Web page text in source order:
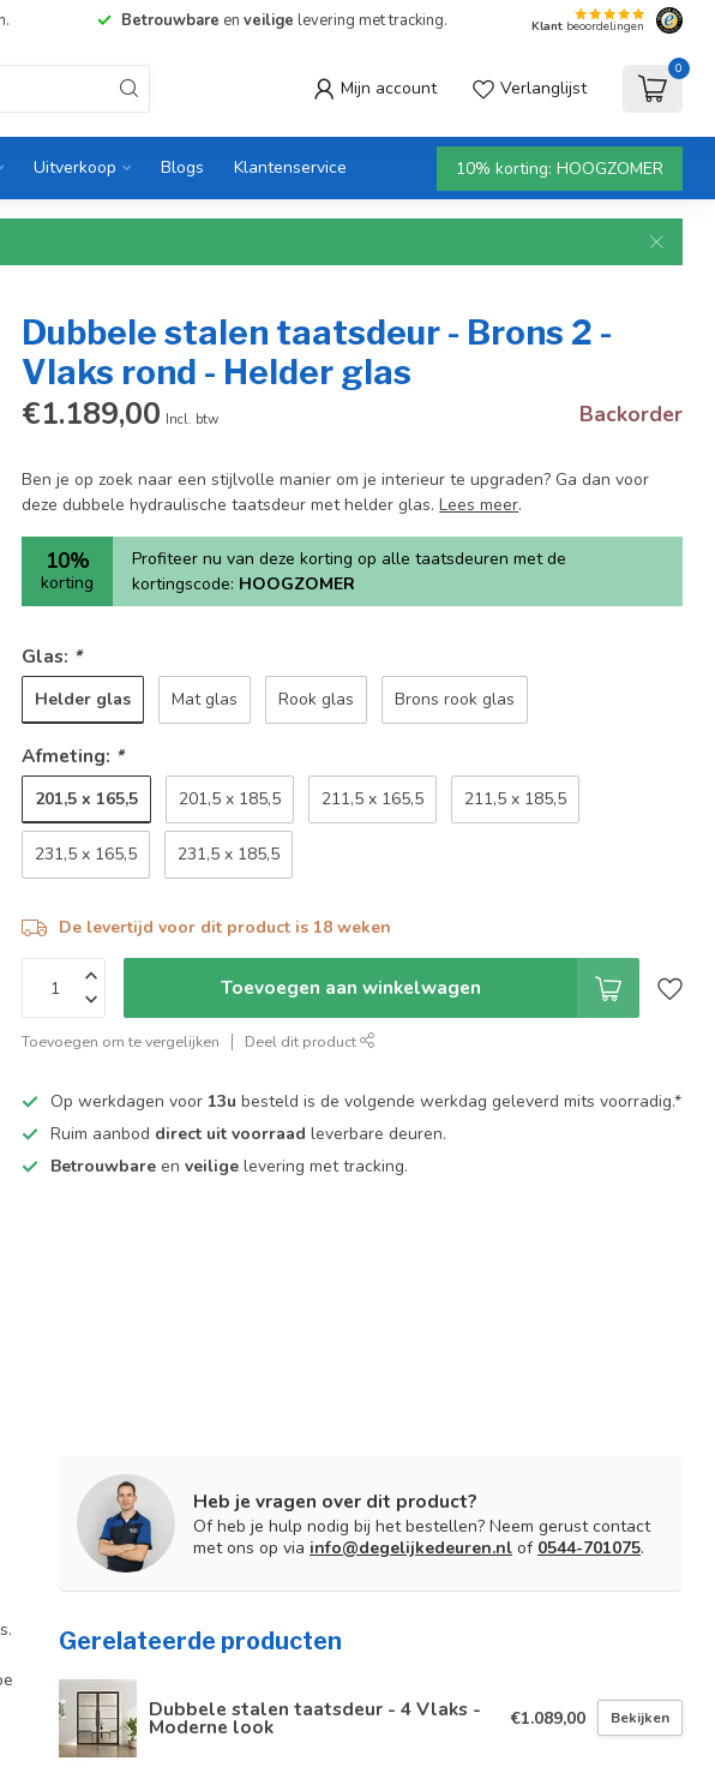
Betrouwbare en veilige levering met tracking. Klant beoordelingen
Mijn account Verlanglijst
0
Uitverkoop Blogs Klantenservice 10% korting: HOOGZOMER
Dubbele stalen taatsdeur - Brons 2 -
Vlaks rond - Helder glas
€1.189,00 Incl. btw Backorder
Ben je op zoek naar een stijlvolle manier om je interieur te upgraden? Ga dan voor
deze dubbele hydraulische taatsdeur met helder glas.Lees meer.
10%
korting
Profiteer nu van deze korting op alle taatsdeuren met de
kortingscode: HOOGZOMER
Glas: *
Helder glas Mat glas Rook glas Brons rook glas
Afmeting: *
201,5 x 165,5 201,5 x 185,5 211,5 x 165,5 211,5 x 185,5
231,5 x 165,5 231,5 x 185,5
De levertijd voor dit product is 18 weken
Toevoegen aan winkelwagen
Toevoegen om te vergelijken Deel dit product
Op werkdagen voor 13u besteld is de volgende werkdag geleverd mits voorradig.*
Ruim aanbod direct uit voorraad leverbare deuren.
Betrouwbare enveiligelevering met tracking.
Heb je vragen over dit product?
Of heb je hulp nodig bij het bestellen? Neem gerust contact
met ons op via info@degelijkedeuren.nl of 0544-701075.
Gerelateerde producten
Dubbele stalen taatsdeur - 4 Vlaks -
Moderne look €1.089,00 Bekijken